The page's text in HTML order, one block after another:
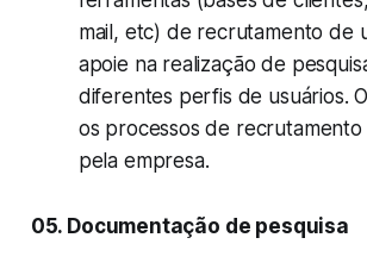
mail, etc) de recrutamento de
apoie na realização de
diferentes perfis de usuários.
os processos de
pela empresa.
05. Documentação de pesquisa